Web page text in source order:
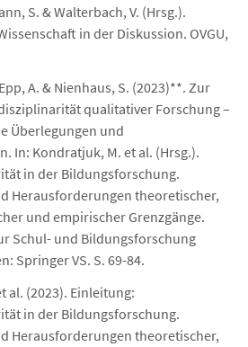
S. & Walterbach, V. (Hrsg.).
in der Diskussion. OVGU,
A. & Nienhaus, S. (2023)**. Zur
qualitativer Forschung –
Überlegungen und
In: Kondratjuk, M. et al. (Hrsg.).
in der Bildungsforschung.
Herausforderungen theoretischer,
und empirischer Grenzgänge.
Schul- und Bildungsforschung
Springer VS. S. 69-84.
al. (2023). Einleitung:
in der Bildungsforschung.
Herausforderungen theoretischer,